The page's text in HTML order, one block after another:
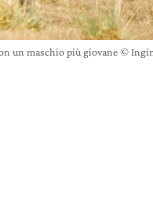
un maschio più giovane ©